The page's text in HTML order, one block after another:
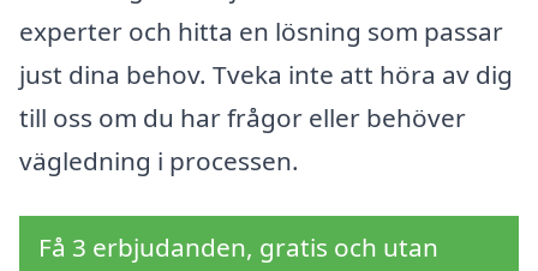
experter och hitta en lösning som passar
just dina behov. Tveka inte att höra av dig
till oss om du har frågor eller behöver
vägledning i processen.
Få 3 erbjudanden, gratis och utan